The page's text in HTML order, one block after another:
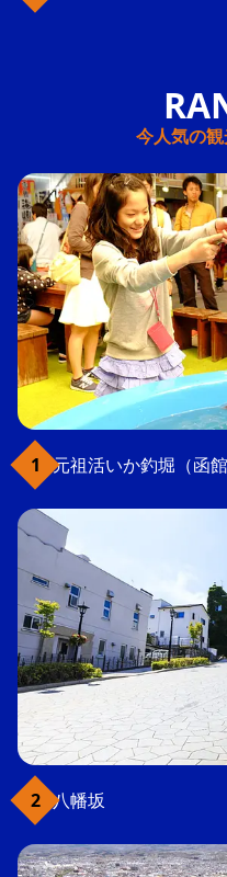
今人気の
元祖活いか釣堀（函
八幡坂